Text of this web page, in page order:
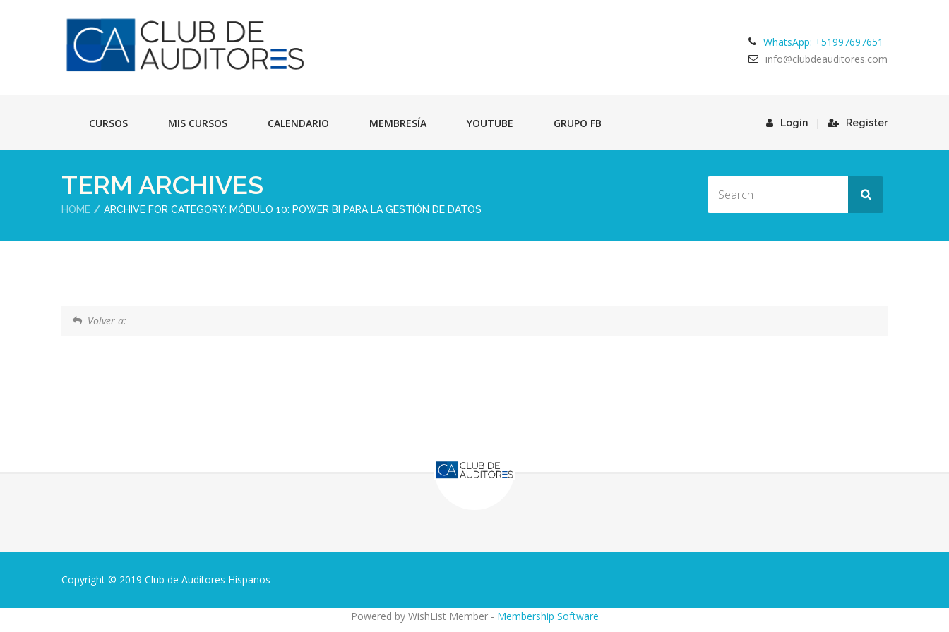
WhatsApp: +51997697651
info@clubdeauditores.com
CURSOS MIS CURSOS CALENDARIO MEMBRESÍA YOUTUBE GRUPO FB Login | Register
TERM ARCHIVES
HOME ARCHIVE FOR CATEGORY: MÓDULO 10: POWER BI PARA LA GESTIÓN DE DATOS
Volver a:
Copyright © 2019 Club de Auditores Hispanos
Powered by WishList Member - Membership Software